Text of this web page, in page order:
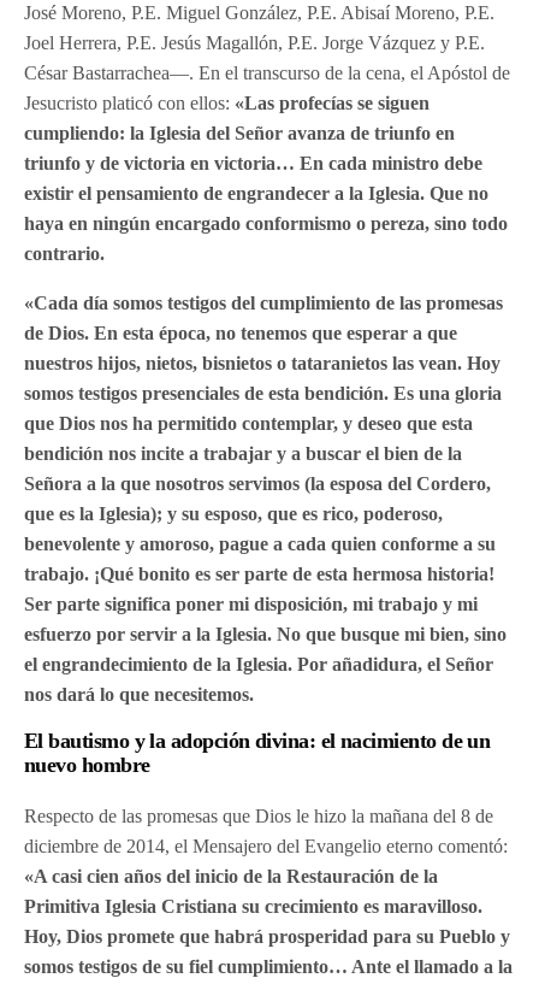
José Moreno, P.E. Miguel González, P.E. Abisaí Moreno, P.E.
Joel Herrera, P.E. Jesús Magallón, P.E. Jorge Vázquez y P.E.
César Bastarrachea—. En el transcurso de la cena, el Apóstol de
Jesucristo platicó con ellos: «Las profecías se siguen
cumpliendo: la Iglesia del Señor avanza de triunfo en
triunfo y de victoria en victoria… En cada ministro debe
existir el pensamiento de engrandecer a la Iglesia. Que no
haya en ningún encargado conformismo o pereza, sino todo
contrario.
«Cada día somos testigos del cumplimiento de las promesas
de Dios. En esta época, no tenemos que esperar a que
nuestros hijos, nietos, bisnietos o tataranietos las vean. Hoy
somos testigos presenciales de esta bendición. Es una gloria
que Dios nos ha permitido contemplar, y deseo que esta
bendición nos incite a trabajar y a buscar el bien de la
Señora a la que nosotros servimos (la esposa del Cordero,
que es la Iglesia); y su esposo, que es rico, poderoso,
benevolente y amoroso, pague a cada quien conforme a su
trabajo. ¡Qué bonito es ser parte de esta hermosa historia!
Ser parte significa poner mi disposición, mi trabajo y mi
esfuerzo por servir a la Iglesia. No que busque mi bien, sino
el engrandecimiento de la Iglesia. Por añadidura, el Señor
nos dará lo que necesitemos.
El bautismo y la adopción divina: el nacimiento de un
nuevo hombre
Respecto de las promesas que Dios le hizo la mañana del 8 de
diciembre de 2014, el Mensajero del Evangelio eterno comentó:
«A casi cien años del inicio de la Restauración de la
Primitiva Iglesia Cristiana su crecimiento es maravilloso.
Hoy, Dios promete que habrá prosperidad para su Pueblo y
somos testigos de su fiel cumplimiento… Ante el llamado a la